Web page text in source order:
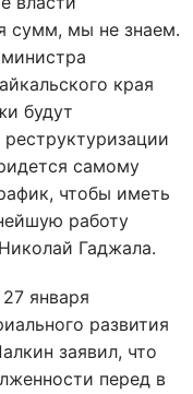
сумм, мы не знаем.
края
будут
самому
чтобы иметь
работу
Гаджала.
января
развития
заявил, что
перед в